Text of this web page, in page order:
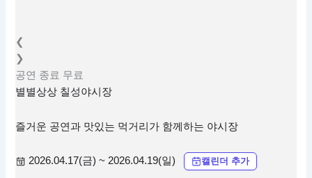
❮
❯
공연 종료 무료
별별상상 칠성야시장
즐거운 공연과 맛있는 먹거리가 함께하는 야시장
2026.04.17(금) ~ 2026.04.19(일) 캘린더 추가